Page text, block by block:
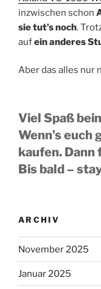
inzwischen schon
sie tut’s noch.
aufein anderes
Aber das alles nur
Viel Spaß
Wenn’s
kaufen. Dann
Bis bald –
ARCHIV
November 2025
Januar 2025